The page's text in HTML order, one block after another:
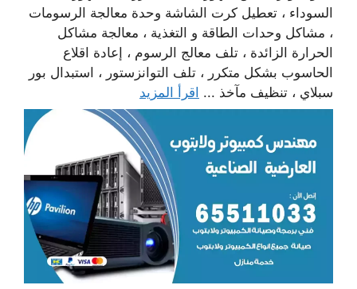
السوداء ، تعطيل كرت الشاشة وحدة معالجة الرسومات
، مشاكل وحدات الطاقة و التغذية ، معالجة مشاكل
الحرارة الزائدة ، تلف معالج الرسوم ، إعادة اقلاع
الحاسوب بشكل متكرر ، تلف التوانزستور ، استبدال بور
سبلاي ، تنظيف مآخذ ... اقرأ المزيد